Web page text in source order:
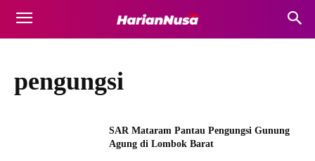
pengungsi
SAR Mataram Pantau Pengungsi Gunung
Agung di Lombok Barat